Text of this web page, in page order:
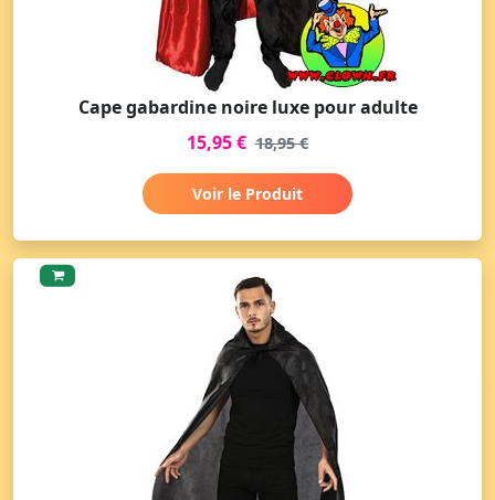
Cape gabardine noire luxe pour adulte
15,95 € 18,95 €
Voir le Produit